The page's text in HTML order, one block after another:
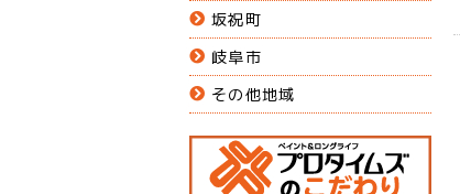
坂祝町
岐阜市
その他地域